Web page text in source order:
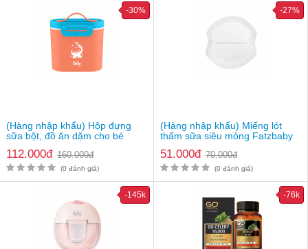
(Hàng nhập khẩu) Hộp đựng
sữa bột, đồ ăn dặm cho bé
112.000đ 160.000đ
-30%
(0 đánh giá)
(Hàng nhập khẩu) Miếng lót
thấm sữa siêu mỏng Fatzbaby
51.000đ 70.000đ
-27%
(0 đánh giá)
-145k -76k